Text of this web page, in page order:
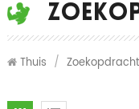
Thuis / Zoekopdracht